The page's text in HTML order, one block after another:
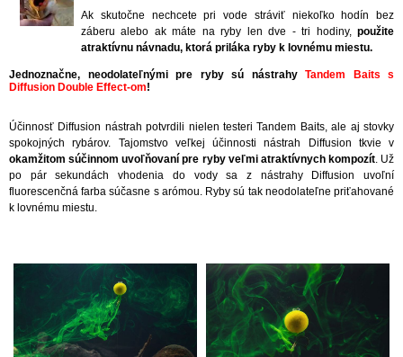
Ak skutočne nechcete pri vode stráviť niekoľko hodín bez
záberu alebo ak máte na ryby len dve - tri hodiny, použite
atraktívnu návnadu, ktorá priláka ryby k lovnému miestu.
Jednoznačne, neodolateľnými pre ryby sú nástrahy Tandem Baits s
Diffusion Double Effect-om!
Účinnosť Diffusion nástrah potvrdili nielen testeri Tandem Baits, ale aj stovky
spokojných rybárov. Tajomstvo veľkej účinnosti nástrah Diffusion tkvie v
okamžitom súčinnom uvoľňovaní pre ryby veľmi atraktívnych kompozít. Už
po pár sekundách vhodenia do vody sa z nástrahy Diffusion uvoľní
fluorescenčná farba súčasne s arómou. Ryby sú tak neodolateľne priťahované
k lovnému miestu.